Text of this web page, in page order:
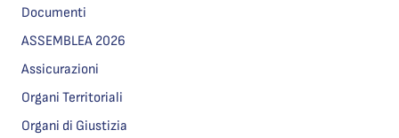
Documenti
ASSEMBLEA 2026
Assicurazioni
Organi Territoriali
Organi di Giustizia